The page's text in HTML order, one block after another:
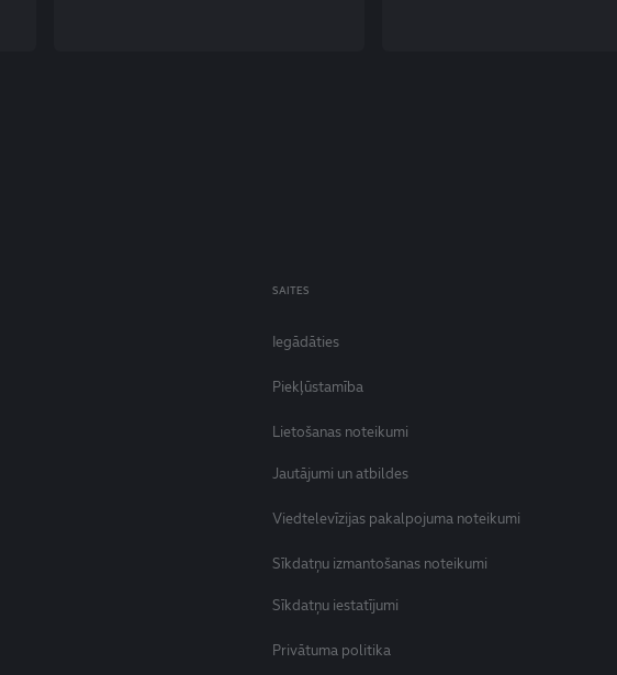
SAITES
Iegādāties
Piekļūstamība
Lietošanas noteikumi
Jautājumi un atbildes
Viedtelevīzijas pakalpojuma noteikumi
Sīkdatņu izmantošanas noteikumi
Sīkdatņu iestatījumi
Privātuma politika